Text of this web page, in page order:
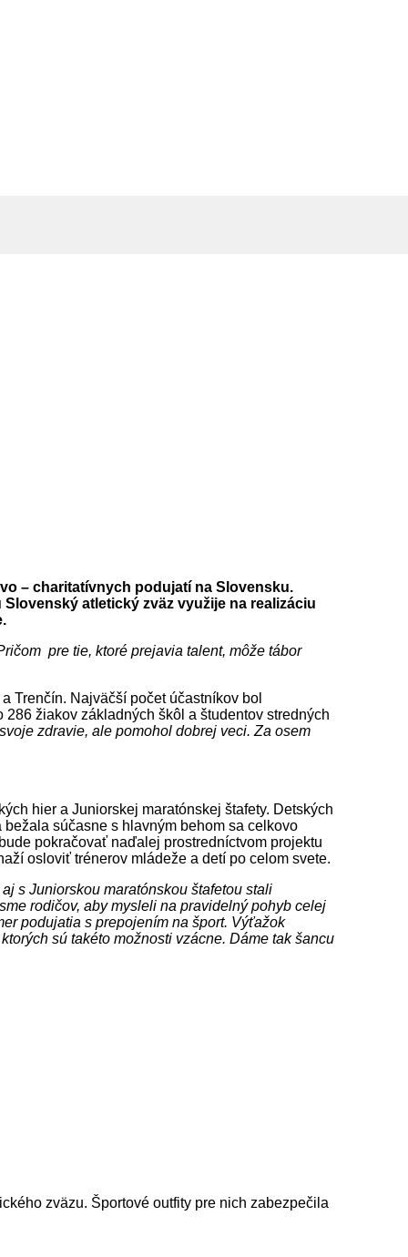
– charitatívnych podujatí na Slovensku.
atletický zväz využije na realizáciu
pre tie, ktoré prejavia talent, môže tábor
Trenčín. Najväčší počet účastníkov bol
žiakov základných škôl a študentov stredných
zdravie, ale pomohol dobrej veci. Za osem
hier a Juniorskej maratónskej štafety. Detských
súčasne s hlavným behom sa celkovo
pokračovať naďalej prostredníctvom projektu
osloviť trénerov mládeže a detí po celom svete.
s Juniorskou maratónskou štafetou stali
rodičov, aby mysleli na pravidelný pohyb celej
podujatia s prepojením na šport. Výťažok
sú takéto možnosti vzácne. Dáme tak šancu
zväzu. Športové outfity pre nich zabezpečila